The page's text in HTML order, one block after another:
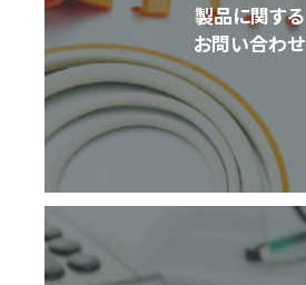
製品に関する
お問い合わせ